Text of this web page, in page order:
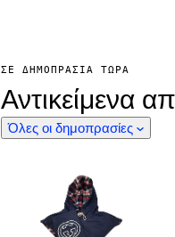
ΣΕ ΔΗΜΟΠΡΑΣΊΑ ΤΏΡΑ
Αντικείμενα
Όλες οι δημοπρασίες